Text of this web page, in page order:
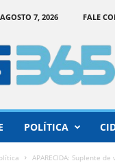
7, 2026 FALE
POLÍTICA
APARECIDA: Suplente